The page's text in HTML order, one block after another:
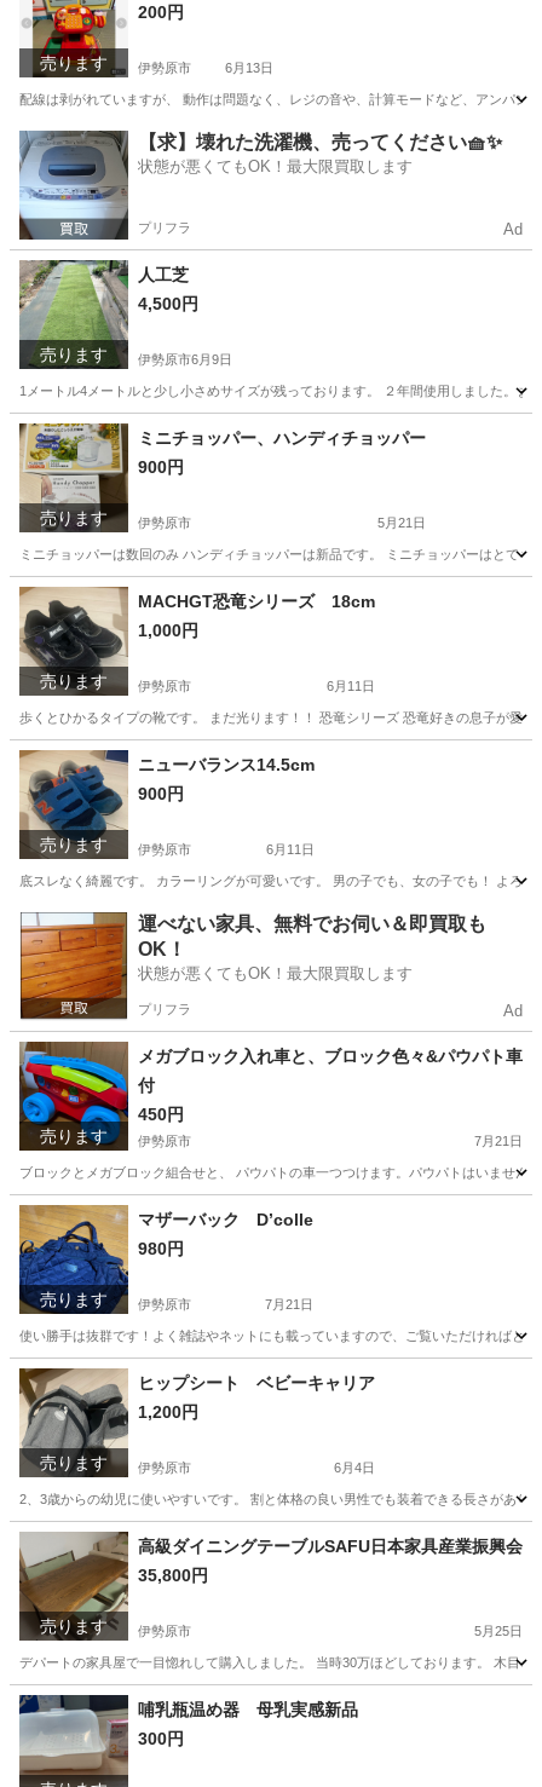
売ります
200円
伊勢原市 6月13日
配線は剥がれていますが、 動作は問題なく、レジの音や、計算モードなど、アンパ
神奈川 伊勢原市 家具 レジ
【求】壊れた洗濯機、売ってください🧺✨
状態が悪くてもOK！最大限買取します
プリフラ Ad
売ります
人工芝
4,500円
伊勢原市6月9日
1メートル4メートルと少し小さめサイズが残っております。 ２年間使用しました。
神奈川 伊勢原市 家具 人工芝
売ります
ミニチョッパー、ハンディチョッパー
900円
伊勢原市 5月21日
ミニチョッパーは数回のみ ハンディチョッパーは新品です。 ミニチョッパーはとても
神奈川 伊勢原市 チョッパー
売ります
MACHGT恐竜シリーズ 18cm
1,000円
伊勢原市 6月11日
歩くとひかるタイプの靴です。 まだ光ります！！ 恐竜シリーズ 恐竜好きの息子が愛
神奈川 伊勢原市 家具
売ります
ニューバランス14.5cm
900円
伊勢原市 6月11日
底スレなく綺麗です。 カラーリングが可愛いです。 男の子でも、女の子でも！ よろし
神奈川 伊勢原市 家具 ニューバランス
運べない家具、無料でお伺い＆即買取も
OK！
状態が悪くてもOK！最大限買取します
プリフラ Ad
売ります
メガブロック入れ車と、ブロック色々&パウパト車
付
450円
伊勢原市 7月21日
ブロックとメガブロック組合せと、 パウパトの車一つつけます。パウパトはいません
神奈川 伊勢原市 家具
売ります
マザーバック D’colle
980円
伊勢原市 7月21日
使い勝手は抜群です！よく雑誌やネットにも載っていますので、ご覧いただければと
神奈川 伊勢原市 家具
売ります
ヒップシート ベビーキャリア
1,200円
伊勢原市 6月4日
2、3歳からの幼児に使いやすいです。 割と体格の良い男性でも装着できる長さがあ
神奈川 伊勢原市 家具
売ります
高級ダイニングテーブルSAFU日本家具産業振興会
35,800円
伊勢原市 5月25日
デパートの家具屋で一目惚れして購入しました。 当時30万ほどしております。 木目
神奈川 伊勢原市 家具 ダイニング
哺乳瓶温め器 母乳実感新品
300円